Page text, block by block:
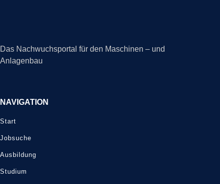
Das Nachwuchsportal für den Maschinen – und
Anlagenbau
NAVIGATION
Start
Jobsuche
Ausbildung
Studium